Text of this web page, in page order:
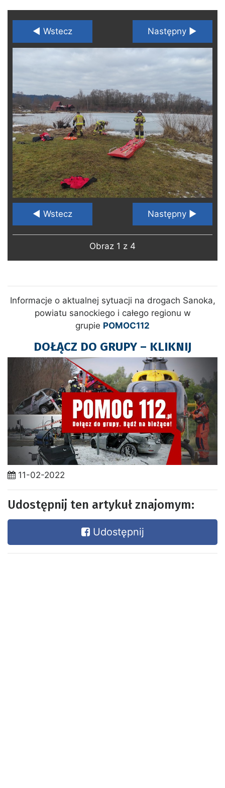
◄ Wstecz Następny ►
◄ Wstecz Następny ►
Obraz 1 z 4
Informacje o aktualnej sytuacji na drogach Sanoka,
powiatu sanockiego i całego regionu w
grupie POMOC112
DOŁĄCZ DO GRUPY – KLIKNIJ
11-02-2022
Udostępnij ten artykuł znajomym:
Udostępnij